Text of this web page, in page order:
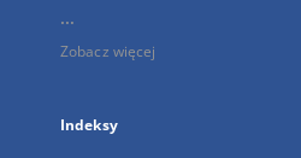
...
Zobacz więcej
Indeksy